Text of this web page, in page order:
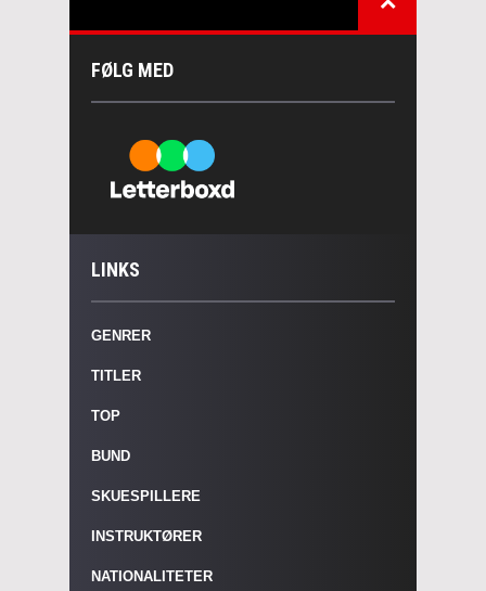
FØLG MED
LINKS
GENRER
TITLER
TOP
BUND
SKUESPILLERE
INSTRUKTØRER
NATIONALITETER